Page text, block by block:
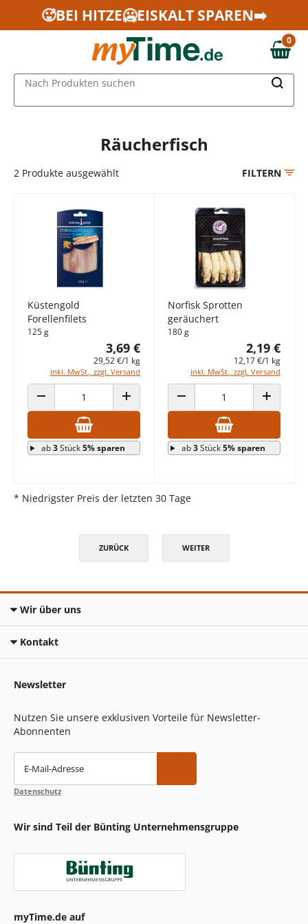
Zum Hauptinhalt springen
Zur Navigation springen
Zur Suche springen
🥵BEI HITZE🥶EISKALT SPAREN➡️
0,00 €
0
Nach Produkten suchen
Räucherfisch
2 Produkte ausgewählt FILTERN
Küstengold
Forellenfilets
125 g
3,69 €
29,52 €/1 kg
inkl. MwSt., zzgl. Versand
ANZAHL VERRINGERN ANZAHL ERHÖHEN
ab3Stück5% sparen
Norfisk Sprotten
geräuchert
180 g
2,19 €
12,17 €/1 kg
inkl. MwSt., zzgl. Versand
ANZAHL VERRINGERN ANZAHL
ab3Stück5% sparen
* Niedrigster Preis der letzten 30 Tage
ZURÜCK WEITER
Wir über uns
Kontakt
Newsletter
Nutzen Sie unsere exklusiven Vorteile für Newsletter-
Abonnenten
E-Mail-Adresse
Datenschutz
Wir sind Teil der Bünting Unternehmensgruppe
myTime.de auf